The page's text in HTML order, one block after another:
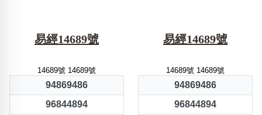
易經14689號
14689號 14689號
94869486
96844894
易經14689號
14689號 14689號
94869486
96844894